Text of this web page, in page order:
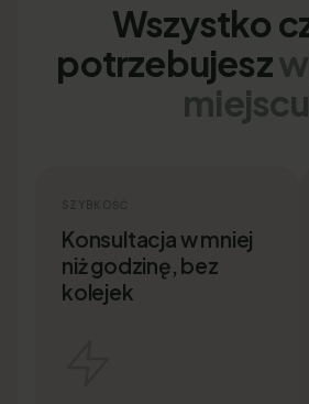
Wszystko
potrzebujesz
miejscu
SZYBKOŚĆ
Konsultacja w mniej
niż godzinę, bez
kolejek